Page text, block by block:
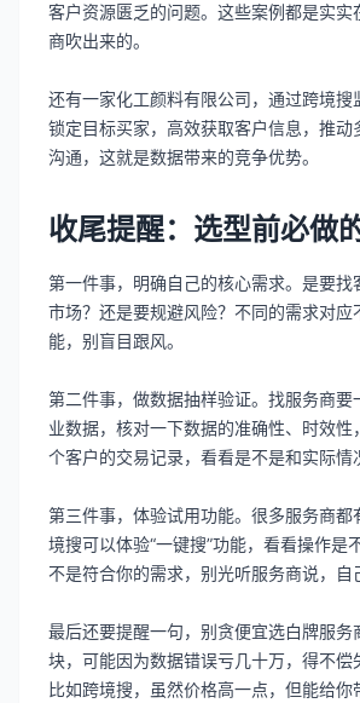
客户资源匮乏的问题。这些案例都是实实
商吹出来的。
还有一家化工颜料有限公司，通过跨境搜
锁定目标买家，高效获取客户信息，推动
沟通，这就是数据带来的竞争优势。
收尾提醒：选型前必做
第一件事，明确自己的核心需求。是要找
市场？还是要规避风险？不同的需求对应
能，别盲目跟风。
第二件事，做数据抽样验证。找服务商要
业数据，核对一下数据的准确性、时效性
个客户的交易记录，看看是不是和实际情
第三件事，体验试用功能。很多服务商都
境搜可以体验“一键搜”功能，看看操作是
不是符合你的需求，别光听服务商说，自
最后还要提醒一句，别贪便宜选白牌服务
块，可能因为数据错误亏几十万，得不偿
比如跨境搜，虽然价格高一点，但能给你